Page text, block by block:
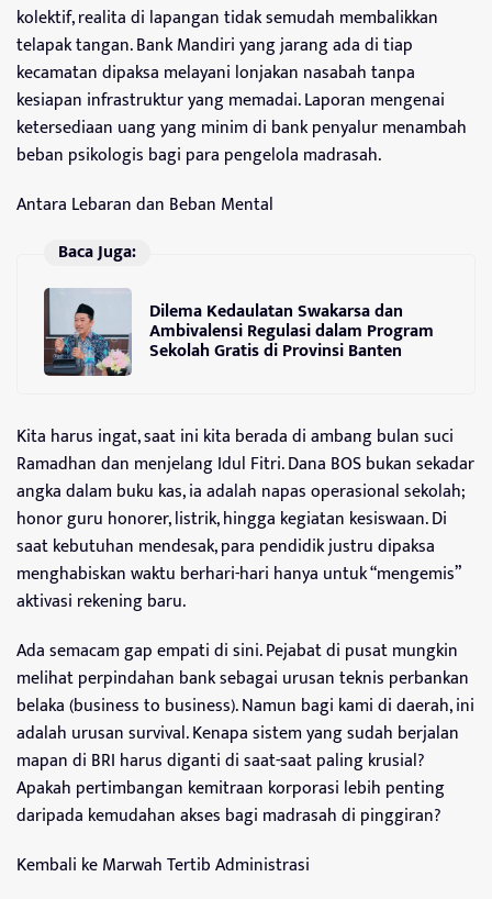
kolektif, realita di lapangan tidak semudah membalikkan
telapak tangan. Bank Mandiri yang jarang ada di tiap
kecamatan dipaksa melayani lonjakan nasabah tanpa
kesiapan infrastruktur yang memadai. Laporan mengenai
ketersediaan uang yang minim di bank penyalur menambah
beban psikologis bagi para pengelola madrasah.
Antara Lebaran dan Beban Mental
Baca Juga:
Dilema Kedaulatan Swakarsa dan
Ambivalensi Regulasi dalam Program
Sekolah Gratis di Provinsi Banten
Kita harus ingat, saat ini kita berada di ambang bulan suci
Ramadhan dan menjelang Idul Fitri. Dana BOS bukan sekadar
angka dalam buku kas, ia adalah napas operasional sekolah;
honor guru honorer, listrik, hingga kegiatan kesiswaan. Di
saat kebutuhan mendesak, para pendidik justru dipaksa
menghabiskan waktu berhari-hari hanya untuk “mengemis”
aktivasi rekening baru.
Ada semacam gap empati di sini. Pejabat di pusat mungkin
melihat perpindahan bank sebagai urusan teknis perbankan
belaka (business to business). Namun bagi kami di daerah, ini
adalah urusan survival. Kenapa sistem yang sudah berjalan
mapan di BRI harus diganti di saat-saat paling krusial?
Apakah pertimbangan kemitraan korporasi lebih penting
daripada kemudahan akses bagi madrasah di pinggiran?
Kembali ke Marwah Tertib Administrasi